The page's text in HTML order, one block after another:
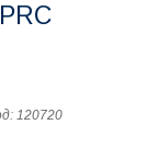
120720